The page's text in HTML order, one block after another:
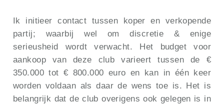
Ik initieer contact tussen koper en verkopende
partij; waarbij wel om discretie & enige
serieusheid wordt verwacht. Het budget voor
aankoop van deze club varieert tussen de €
350.000 tot € 800.000 euro en kan in één keer
worden voldaan als daar de wens toe is. Het is
belangrijk dat de club overigens ook gelegen is in